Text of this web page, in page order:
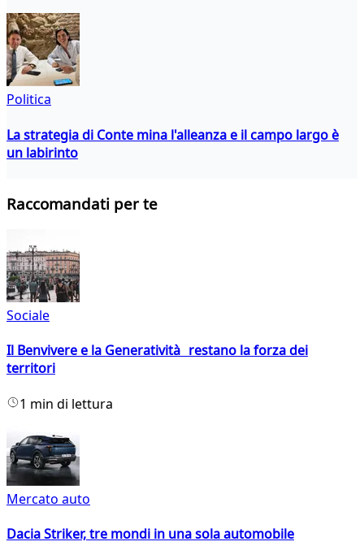
Politica
La strategia di Conte mina l'alleanza e il campo largo è
un labirinto
Raccomandati per te
Sociale
Il Benvivere e la Generatività restano la forza dei
territori
1 min di lettura
Mercato auto
Dacia Striker, tre mondi in una sola automobile